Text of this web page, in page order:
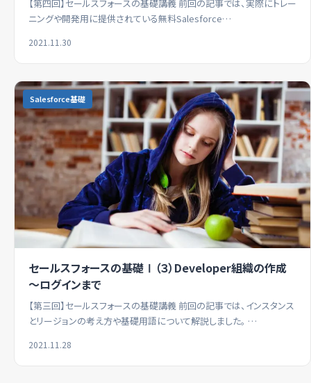
【第四回】セールスフォースの基礎講義 前回の記事では、実際にトレー
ニングや開発用に提供されている無料Salesforce…
2021.11.30
Salesforce基礎
セールスフォースの基礎Ⅰ（３）Developer組織の作成
～ログインまで
【第三回】セールスフォースの基礎講義 前回の記事では、インスタンス
とリージョンの考え方や基礎用語について解説しました。 …
2021.11.28